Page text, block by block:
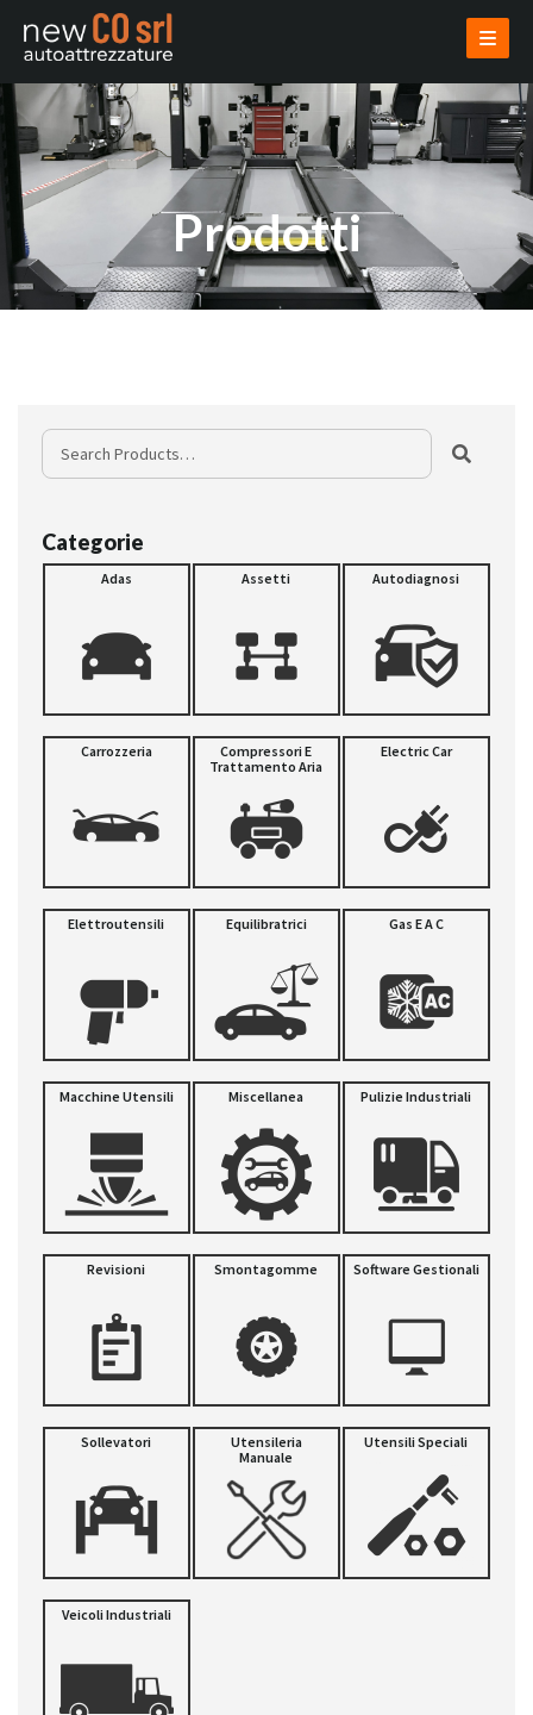
AZIENDA
PRODOTTI
VENDI USATO
INSTALLAZIONI
CONTATTI
AREA RISERVATA
Categorie
Adas Assetti Autodiagnosi
Carrozzeria
Compressori E
Trattamento Aria
Electric Car
Elettroutensili Equilibratrici Gas E A C
Macchine Utensili Miscellanea Pulizie Industriali
Revisioni Smontagomme Software Gestionali
Sollevatori
Utensileria
Manuale
Utensili Speciali
Veicoli Industriali